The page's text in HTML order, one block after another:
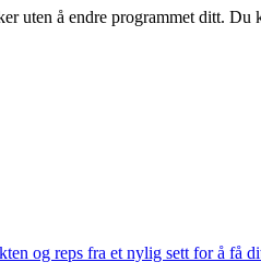
uten å endre programmet ditt.
og reps fra et nylig sett for å få